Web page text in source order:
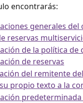
encontrarás:
generales del
reservas
de la política de
de reservas
del remitente
propio texto a la